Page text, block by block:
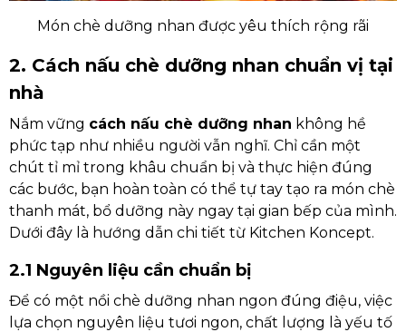
Món chè dưỡng nhan được yêu thích rộng rãi
2. Cách nấu chè dưỡng nhan chuẩn vị tại
nhà
Nắm vững cách nấu chè dưỡng nhan không hề
phức tạp như nhiều người vẫn nghĩ. Chỉ cần một
chút tỉ mỉ trong khâu chuẩn bị và thực hiện đúng
các bước, bạn hoàn toàn có thể tự tay tạo ra món chè
thanh mát, bổ dưỡng này ngay tại gian bếp của mình.
Dưới đây là hướng dẫn chi tiết từ Kitchen Koncept.
2.1 Nguyên liệu cần chuẩn bị
Để có một nồi chè dưỡng nhan ngon đúng điệu, việc
lựa chọn nguyên liệu tươi ngon, chất lượng là yếu tố